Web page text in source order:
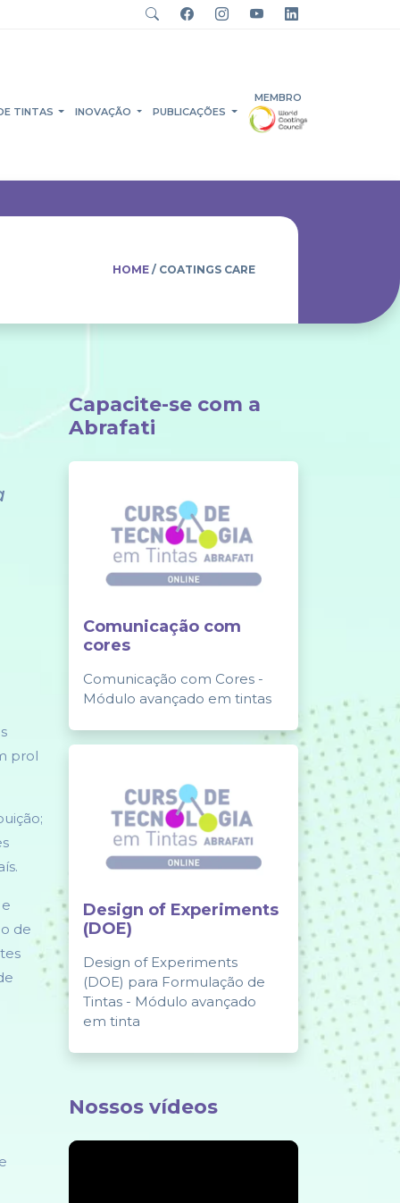
TINTAS INOVAÇÃO PUBLICAÇÕES
MEMBRO
HOME / COATINGS CARE
prol
de
Capacite-se com a
Abrafati
Comunicação com
cores
Comunicação com Cores -
Módulo avançado em tintas
Design of Experiments
(DOE)
Design of Experiments
(DOE) para Formulação de
Tintas - Módulo avançado
em tinta
Nossos vídeos